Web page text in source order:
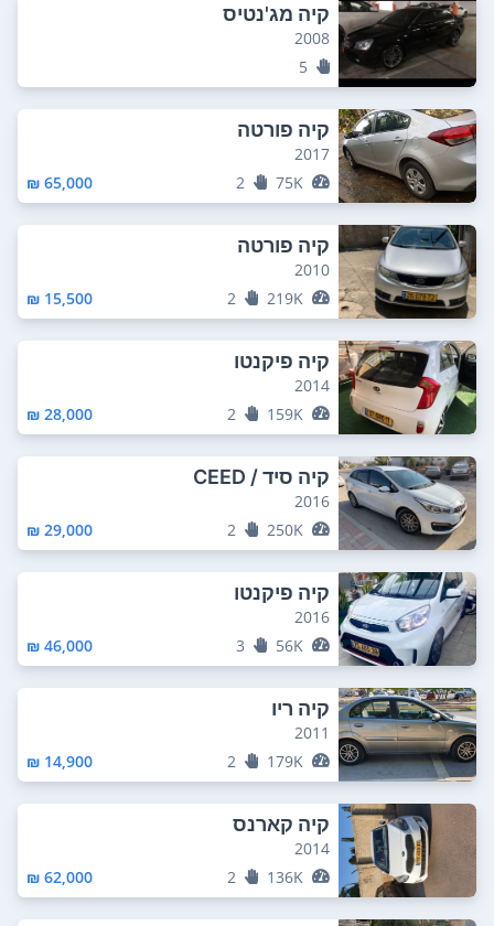
קיה מג'נטיס
2008
5
קיה פורטה
2017
75K
2
65,000 ₪
קיה פורטה
2010
219K
2
15,500 ₪
קיה פיקנטו
2014
159K
2
28,000 ₪
קיה סיד / CEED
2016
250K
2
29,000 ₪
קיה פיקנטו
2016
56K
3
46,000 ₪
קיה ריו
2011
179K
2
14,900 ₪
קיה קארנס
2014
136K
2
62,000 ₪